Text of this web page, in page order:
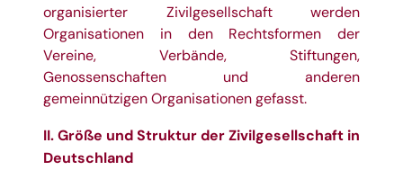
organisierter Zivilgesellschaft werden
Organisationen in den Rechtsformen der
Vereine, Verbände, Stiftungen,
Genossenschaften und anderen
gemeinnützigen Organisationen gefasst.
II. Größe und Struktur der Zivilgesellschaft in
Deutschland